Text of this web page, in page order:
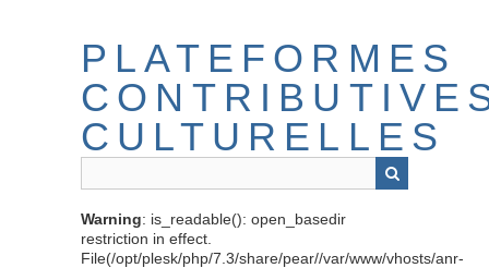
PLATEFORMES
CULTURELLES
Warning: is_readable(): open_basedir
restriction in effect.
File(/opt/plesk/php/7.3/share/pear//var/www/vhosts/anr-